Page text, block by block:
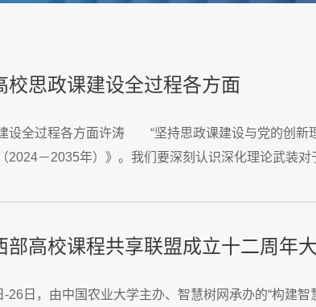
校思政课建设全过程各方面
设全过程各方面许涛 “坚持思政课建设与党的创新
2024－2035年）》。我们要深刻认识深化理论武装
部高校课程共享联盟成立十二周年
26日，由中国农业大学主办、智慧树网承办的“构建